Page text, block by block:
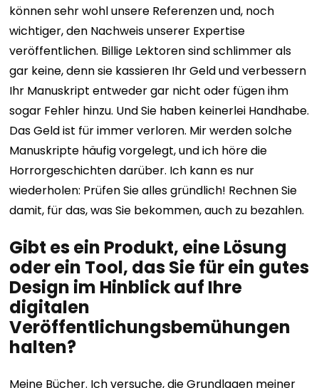
können sehr wohl unsere Referenzen und, noch
wichtiger, den Nachweis unserer Expertise
veröffentlichen. Billige Lektoren sind schlimmer als
gar keine, denn sie kassieren Ihr Geld und verbessern
Ihr Manuskript entweder gar nicht oder fügen ihm
sogar Fehler hinzu. Und Sie haben keinerlei Handhabe.
Das Geld ist für immer verloren. Mir werden solche
Manuskripte häufig vorgelegt, und ich höre die
Horrorgeschichten darüber. Ich kann es nur
wiederholen: Prüfen Sie alles gründlich! Rechnen Sie
damit, für das, was Sie bekommen, auch zu bezahlen.
Gibt es ein Produkt, eine Lösung
oder ein Tool, das Sie für ein gutes
Design im Hinblick auf Ihre
digitalen
Veröffentlichungsbemühungen
halten?
Meine Bücher. Ich versuche, die Grundlagen meiner